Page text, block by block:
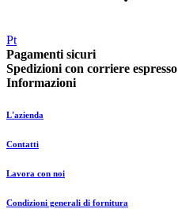
Pt
Pagamenti sicuri
Spedizioni con corriere espresso
Informazioni
L'azienda
Contatti
Lavora con noi
Condizioni generali di fornitura